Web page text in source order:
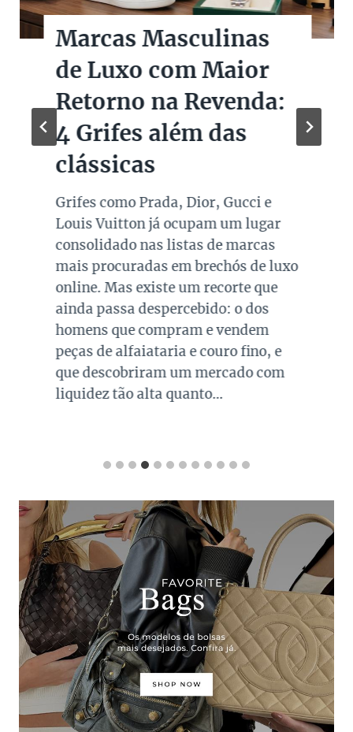
Marcas Masculinas
de Luxo com Maior
Retorno na Revenda:
4 Grifes além das
clássicas
Grifes como Prada, Dior, Gucci e
Louis Vuitton já ocupam um lugar
consolidado nas listas de marcas
mais procuradas em brechós de luxo
online. Mas existe um recorte que
ainda passa despercebido: o dos
homens que compram e vendem
peças de alfaiataria e couro fino, e
que descobriram um mercado com
liquidez tão alta quanto…